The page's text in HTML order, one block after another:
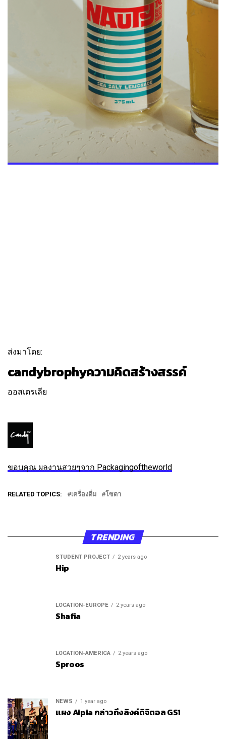
ส่งมาโดย:
candybrophyความคิดสร้างสรรค์
ออสเตรเลีย
ขอบคุณ ผลงานสวยๆจาก Packagingoftheworld
RELATED TOPICS: เครื่องดื่ม โซดา
TRENDING
STUDENT PROJECT 2 years ago
Hip
LOCATION-EUROPE 2 years ago
Shafia
LOCATION-AMERICA 2 years ago
Sproos
NEWS 1 year ago
แผง Aipia กล่าวถึงลิงค์ดิจิตอล GS1